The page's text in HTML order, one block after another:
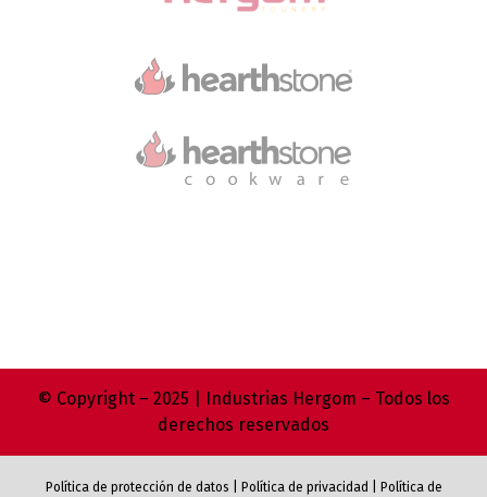
© Copyright – 2025 | Industrias Hergom – Todos los
derechos reservados
Política de protección de datos Política de privacidad
Política de